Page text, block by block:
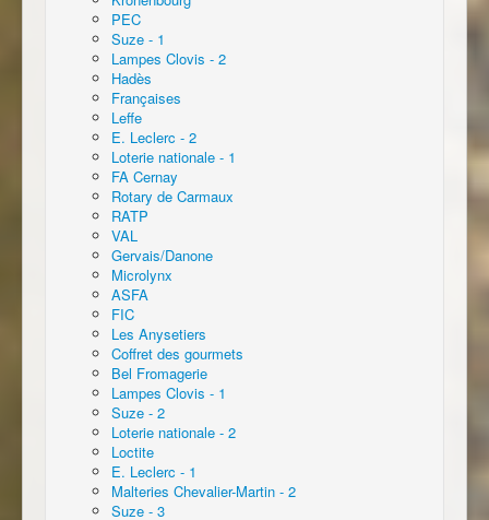
PEC
Suze - 1
Lampes Clovis - 2
Hadès
Françaises
Leffe
E. Leclerc - 2
Loterie nationale - 1
FA Cernay
Rotary de Carmaux
RATP
VAL
Gervais/Danone
Microlynx
ASFA
FIC
Les Anysetiers
Coffret des gourmets
Bel Fromagerie
Lampes Clovis - 1
Suze - 2
Loterie nationale - 2
Loctite
E. Leclerc - 1
Malteries Chevalier-Martin - 2
Suze - 3